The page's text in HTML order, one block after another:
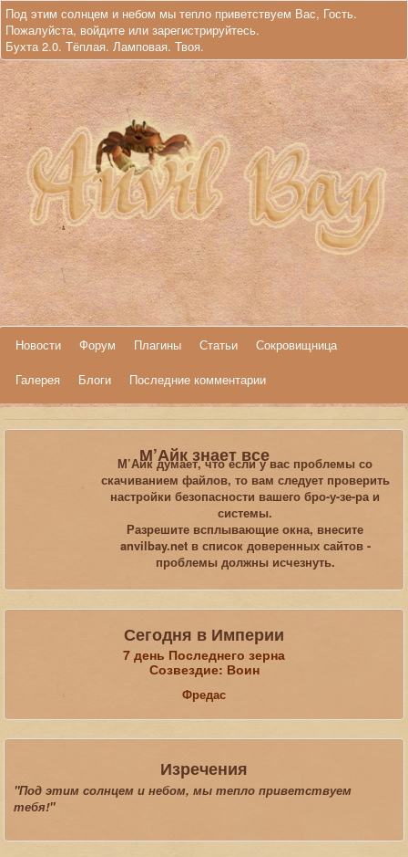
Под этим солнцем и небом мы тепло приветствуем Вас, Гость.
Пожалуйста, войдите или зарегистрируйтесь.
Бухта 2.0. Тёплая. Ламповая. Твоя.
Новости Форум Плагины Статьи
Сокровищница
Галерея
Блоги Последние комментарии
Обзоры, рецензии, размышления, юмор
Oblivion
Осенний ORE 2011: Глазами очевидца
М’Айк знает все
М’Айк думает, что если у вас проблемы со
скачиванием файлов, то вам следует проверить
настройки безопасности вашего бро-у-зе-ра и
системы.
Разрешите всплывающие окна, внесите
anvilbay.net в список доверенных сайтов -
проблемы должны исчезнуть.
Сегодня в Империи
7 день Последнего зерна
Созвездие: Воин
Фредас
Изречения
"Под этим солнцем и небом, мы тепло приветствуем
тебя!"